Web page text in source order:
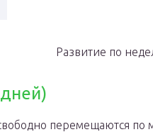
Развитие по
перемещаются по